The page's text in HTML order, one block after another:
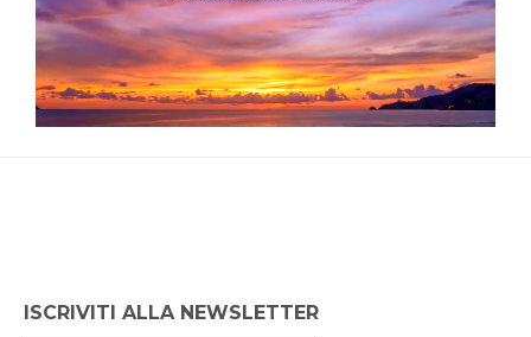
ISCRIVITI ALLA NEWSLETTER